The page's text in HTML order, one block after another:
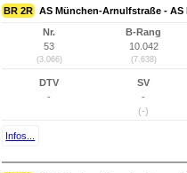
BR 2R AS München-Arnulfstraße -
Nr.
53
(3.066)
B-Rang
10.042
(7.638)
DTV
-
SV
-
(-)
Infos...